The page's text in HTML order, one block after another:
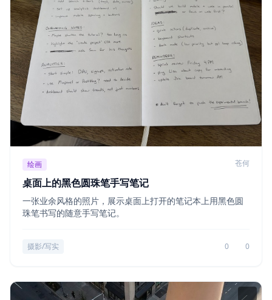
绘画 苍何
桌面上的黑色圆珠笔手写笔记
一张业余风格的照片，展示桌面上打开的笔记本上用黑色圆
珠笔书写的随意手写笔记。
摄影/写实 0 0